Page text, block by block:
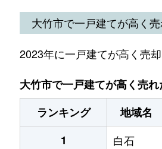
大竹市で一戸建てが高く
2023年に一戸建てが高く売却
大竹市で一戸建てが高く売れ
ランキング
地域名
1
白石